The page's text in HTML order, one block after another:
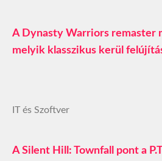
A Dynasty Warriors remaster
melyik klasszikus kerül
IT és Szoftver
A Silent Hill: Townfall pont a